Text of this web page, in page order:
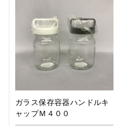
ガラス保存容器ハンドルキ
ャップＭ４００